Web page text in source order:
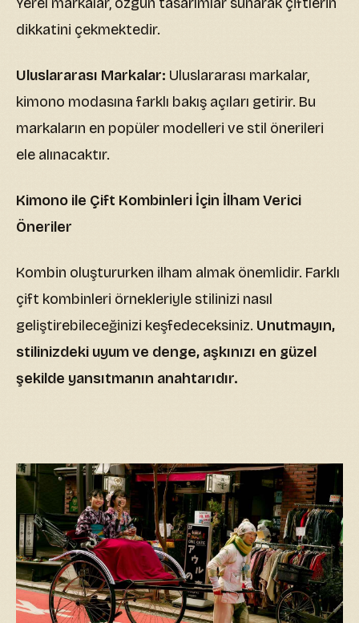
dikkatini çekmektedir.
Uluslararası Markalar: Uluslararası markalar,
kimono modasına farklı bakış açıları getirir. Bu
markaların en popüler modelleri ve stil önerileri
ele alınacaktır.
Kimono ile Çift Kombinleri İçin İlham Verici
Öneriler
Kombin oluştururken ilham almak önemlidir. Farklı
çift kombinleri örnekleriyle stilinizi nasıl
geliştirebileceğinizi keşfedeceksiniz. Unutmayın,
stilinizdeki uyum ve denge, aşkınızı en güzel
şekilde yansıtmanın anahtarıdır.